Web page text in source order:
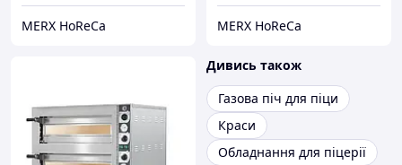
MERX HoReCa MERX HoReCa
Дивись також
Газова піч для піци
Краси
Обладнання для піцерії